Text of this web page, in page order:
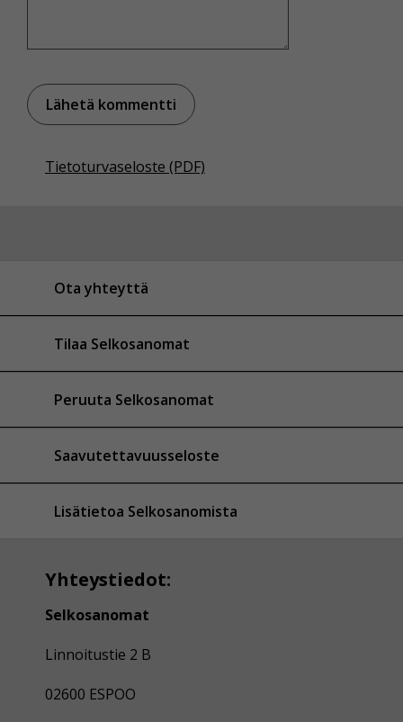
Tietoturvaseloste (PDF)
Ota yhteyttä
Tilaa Selkosanomat
Peruuta Selkosanomat
Saavutettavuusseloste
Lisätietoa Selkosanomista
Yhteystiedot:
Selkosanomat
Linnoitustie 2 B
02600 ESPOO